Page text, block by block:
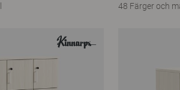
48 Färger och